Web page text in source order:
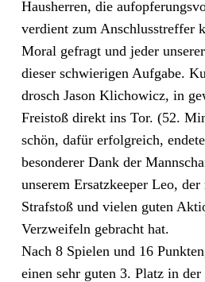
Hausherren, die
verdient zum Anschlusstreffer
Moral gefragt und jeder
dieser schwierigen Aufgabe.
drosch Jason Klichowicz, in
Freistoß direkt ins Tor. (52.
schön, dafür erfolgreich,
besonderer Dank der
unserem Ersatzkeeper Leo,
Strafstoß und vielen guten
Verzweifeln gebracht hat.
Nach 8 Spielen und 16
einen sehr guten 3. Platz in